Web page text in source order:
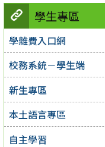
學生專區
學雜費入口網
校務系統－學生端
新生專區
本土語言專區
自主學習